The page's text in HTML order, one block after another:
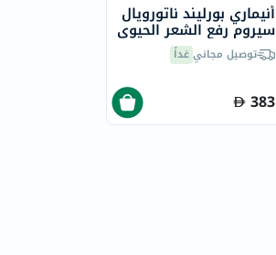
أنيماري بورليند ناتورويال
سيروم رفع الشعر الحيوي
50 ملتوصيل مجانيغداً
383